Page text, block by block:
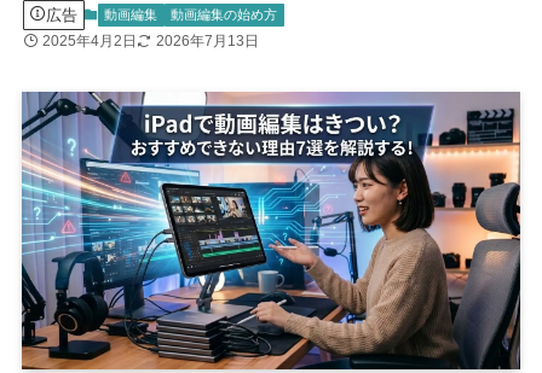
広告 動画編集 動画編集の始め方
2025年4月2日 2026年7月13日